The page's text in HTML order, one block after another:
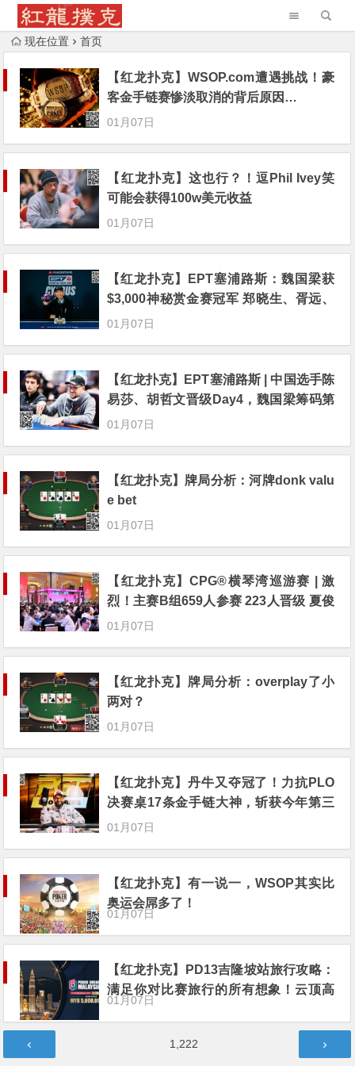
现在位置 首页
【红龙扑克】WSOP.com遭遇挑战！豪
客金手链赛惨淡取消的背后原因…
01月07日
【红龙扑克】这也行？！逗Phil Ivey笑
可能会获得100w美元收益
01月07日
【红龙扑克】EPT塞浦路斯：魏国梁获
$3,000神秘赏金赛冠军 郑晓生、胥远、
孙云升等挺进$10,300豪客赛Day2
01月07日
【红龙扑克】EPT塞浦路斯 | 中国选手陈
易莎、胡哲文晋级Day4，魏国梁筹码第
九赏金赛晋级
01月07日
【红龙扑克】牌局分析：河牌donk valu
e bet
01月07日
【红龙扑克】CPG®横琴湾巡游赛 | 激
烈！主赛B组659人参赛 223人晋级 夏俊
明26.85万记分牌成CL
01月07日
【红龙扑克】牌局分析：overplay了小
两对？
01月07日
【红龙扑克】丹牛又夺冠了！力抗PLO
决赛桌17条金手链大神，斩获今年第三
座PGT冠军头衔
01月07日
【红龙扑克】有一说一，WSOP其实比
奥运会屌多了！
01月07日
【红龙扑克】PD13吉隆坡站旅行攻略：
满足你对比赛旅行的所有想象！云顶高
原等待你的探索！
01月07日
章
1,222